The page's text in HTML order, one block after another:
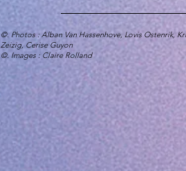
©. Photos : Alban Van Hassenhove, Lovis Ostenrik,
Zeizig, Cerise Guyon
©. Images :